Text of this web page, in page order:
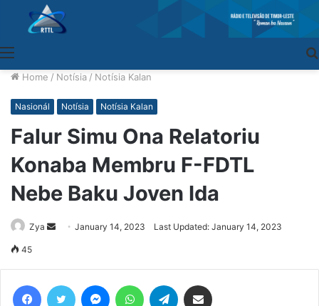
Home / Notísia / Notísia Kalan
Nasionál Notísia Notísia Kalan
Falur Simu Ona Relatoriu
Konaba Membru F-FDTL
Nebe Baku Joven Ida
Zya
SendJanuary 14, 2023 Last Updated: January 14, 2023
45